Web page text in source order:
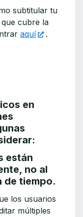
subtitular tu
cubre la
aquí .
en
están
no al
de tiempo.
los usuarios
múltiples